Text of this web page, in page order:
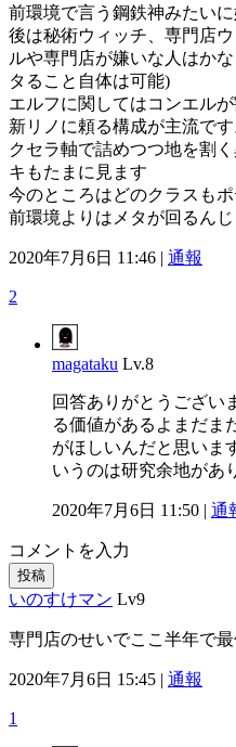
前環境で言う鋼鉄神みたい
後は秘術ウィッチ、専門店
ルや専門店が嫌いな人はか
タること自体は可能)
エルフに関してはコンエル
新リノに頼る構成が主流で
クセラ軸で詰めつつ地を割
キもたまに見ます
今のところはどのクラスも
前環境よりはメタが回るん
2020年7月6日 11:46 | 通報
2
magataku Lv.8
回答ありがとうござい
る価値があるよまだま
がほしいんだと思いま
いうのは研究余地があ
2020年7月6日 11:50 | 通
コメントを入力
投稿
いのすけマン Lv9
専門店のせいでここ半年で最
2020年7月6日 15:45 | 通報
1